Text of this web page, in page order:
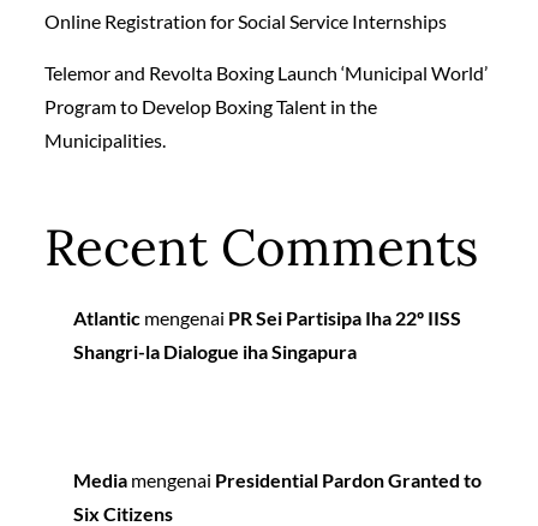
Online Registration for Social Service Internships
Telemor and Revolta Boxing Launch ‘Municipal World’
Program to Develop Boxing Talent in the
Municipalities.
Recent Comments
Atlantic mengenai PR Sei Partisipa Iha 22º IISS
Shangri-la Dialogue iha Singapura
Media mengenai Presidential Pardon Granted to
Six Citizens